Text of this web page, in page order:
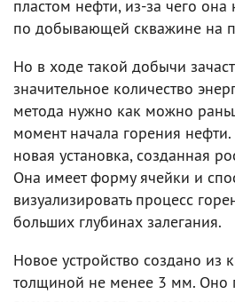
пластом нефти, из-за чего она
по добывающей скважине на
Но в ходе такой добычи
значительное количество
метода нужно как можно
момент начала горения
новая установка, созданная
Она имеет форму ячейки и
визуализировать процесс
больших глубинах залегания.
Новое устройство создано из
толщиной не менее 3 мм. Оно